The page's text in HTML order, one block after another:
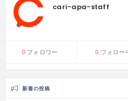
cari-apa-staff
0 フォロワー 0 フォロー
新着の投稿